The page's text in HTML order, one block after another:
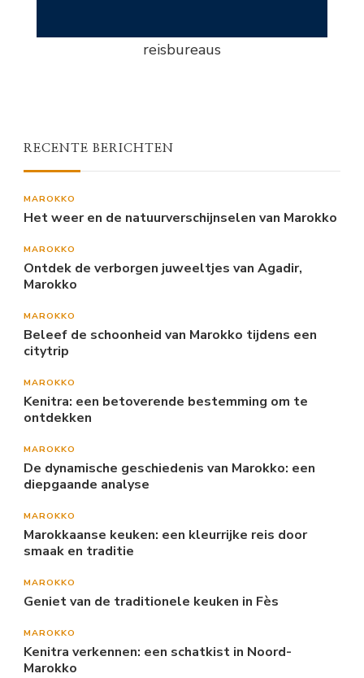
reisbureaus
RECENTE BERICHTEN
MAROKKO
Het weer en de natuurverschijnselen van Marokko
MAROKKO
Ontdek de verborgen juweeltjes van Agadir,
Marokko
MAROKKO
Beleef de schoonheid van Marokko tijdens een
citytrip
MAROKKO
Kenitra: een betoverende bestemming om te
ontdekken
MAROKKO
De dynamische geschiedenis van Marokko: een
diepgaande analyse
MAROKKO
Marokkaanse keuken: een kleurrijke reis door
smaak en traditie
MAROKKO
Geniet van de traditionele keuken in Fès
MAROKKO
Kenitra verkennen: een schatkist in Noord-
Marokko